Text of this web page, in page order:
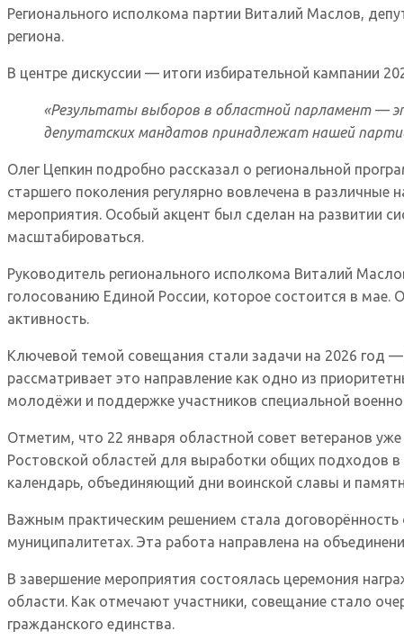
Регионального исполкома партии Виталий Маслов,
региона.
В центре дискуссии — итоги избирательной кампании
«Результаты выборов в областной парламент —
депутатских мандатов принадлежат нашей
Олег Цепкин подробно рассказал о региональной
старшего поколения регулярно вовлечена в
мероприятия. Особый акцент был сделан на развитии
масштабироваться.
Руководитель регионального исполкома Виталий
голосованию Единой России, которое состоится в мае.
активность.
Ключевой темой совещания стали задачи на 2026 год
рассматривает это направление как одно из
молодёжи и поддержке участников специальной
Отметим, что 22 января областной совет ветеранов
Ростовской областей для выработки общих подходов
календарь, объединяющий дни воинской славы и
Важным практическим решением стала договорённость
муниципалитетах. Эта работа направлена на
В завершение мероприятия состоялась церемония
области. Как отмечают участники, совещание стало
гражданского единства.